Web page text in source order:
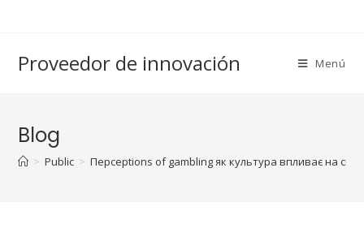
Proveedor de innovación Menú
Blog
> Public > Перceptions of gambling як культура впливає на